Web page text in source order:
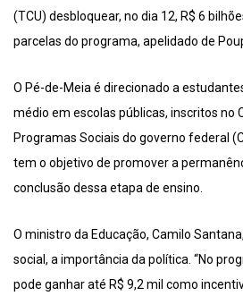
(TCU) desbloquear, no dia 12, R$ 6
parcelas do programa, apelidado de
O Pé-de-Meia é direcionado a
médio em escolas públicas, inscritos no
Programas Sociais do governo federal
tem o objetivo de promover a
conclusão dessa etapa de ensino.
O ministro da Educação, Camilo
social, a importância da política. “No
pode ganhar até R$ 9,2 mil como